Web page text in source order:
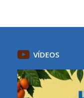
VÍDEOS